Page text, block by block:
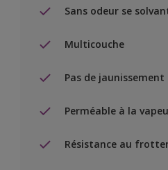
Sans odeur se
Multicouche
Pas de jaunissement
Perméable à la
Résistance au